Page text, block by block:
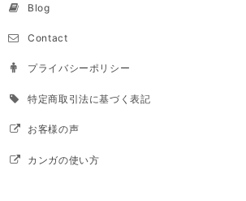
Blog
Contact
プライバシーポリシー
特定商取引法に基づく表記
お客様の声
カンガの使い方